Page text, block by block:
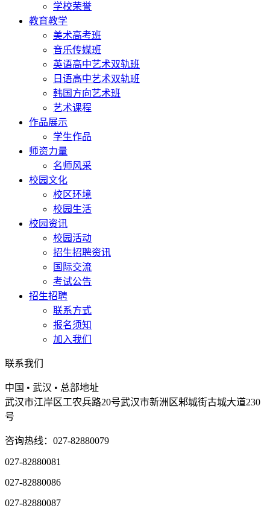
学校荣誉
教育教学
美术高考班
音乐传媒班
英语高中艺术双轨班
日语高中艺术双轨班
韩国方向艺术班
艺术课程
作品展示
学生作品
师资力量
名师风采
校园文化
校区环境
校园生活
校园资讯
校园活动
招生招聘资讯
国际交流
考试公告
招生招聘
联系方式
报名须知
加入我们
联系我们
中国 • 武汉 • 总部地址
武汉市江岸区工农兵路20号武汉市新洲区邾城街古城大道230
号
咨询热线：027-82880079
027-82880081
027-82880086
027-82880087